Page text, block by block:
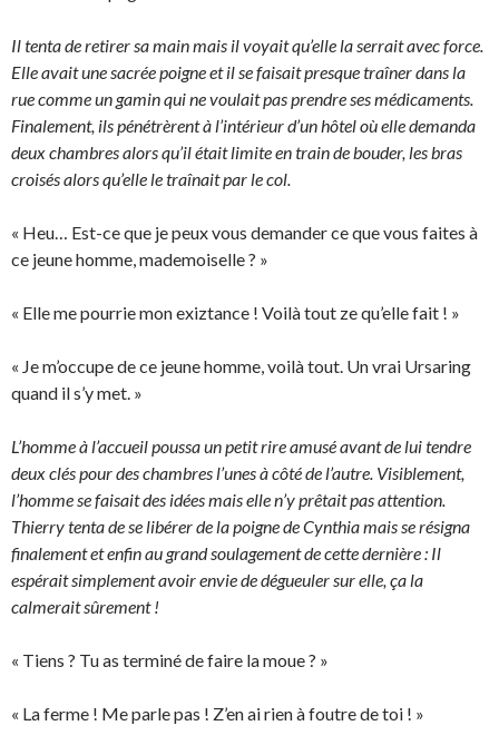
Il tenta de retirer sa main mais il voyait qu’elle la serrait avec force.
Elle avait une sacrée poigne et il se faisait presque traîner dans la
rue comme un gamin qui ne voulait pas prendre ses médicaments.
Finalement, ils pénétrèrent à l’intérieur d’un hôtel où elle demanda
deux chambres alors qu’il était limite en train de bouder, les bras
croisés alors qu’elle le traînait par le col.
« Heu… Est-ce que je peux vous demander ce que vous faites à
ce jeune homme, mademoiselle ? »
« Elle me pourrie mon exiztance ! Voilà tout ze qu’elle fait ! »
« Je m’occupe de ce jeune homme, voilà tout. Un vrai Ursaring
quand il s’y met. »
L’homme à l’accueil poussa un petit rire amusé avant de lui tendre
deux clés pour des chambres l’unes à côté de l’autre. Visiblement,
l’homme se faisait des idées mais elle n’y prêtait pas attention.
Thierry tenta de se libérer de la poigne de Cynthia mais se résigna
finalement et enfin au grand soulagement de cette dernière : Il
espérait simplement avoir envie de dégueuler sur elle, ça la
calmerait sûrement !
« Tiens ? Tu as terminé de faire la moue ? »
« La ferme ! Me parle pas ! Z’en ai rien à foutre de toi ! »